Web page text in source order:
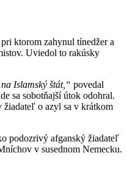
ktorom zahynul tínedžer a
Uviedol to rakúsky
Islamský štát,“ povedal
sa sobotňajší útok odohral.
o azyl sa v krátkom
podozrivý afganský žiadateľ
v susednom Nemecku.